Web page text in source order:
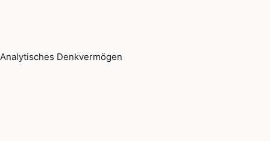
Analytisches Denkvermögen